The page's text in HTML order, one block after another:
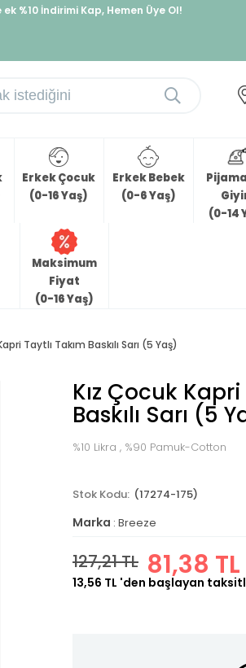
%10 İndirimi Kap, Hemen Üye Ol!
Erkek Çocuk
(0-16 Yaş)
Erkek Bebek
(0-6 Yaş)
(0-14
Maksimum
Fiyat
(0-16 Yaş)
Taytlı Takım Baskılı Sarı (5 Yaş)
Kız Çocuk Kapri
Baskılı Sarı (5
%10 Likra , %90 Pamuk-Cotton
(17274-175)
Marka : Breeze
127,21 TL 81,38 TL
13,56 TL 'den başlayan